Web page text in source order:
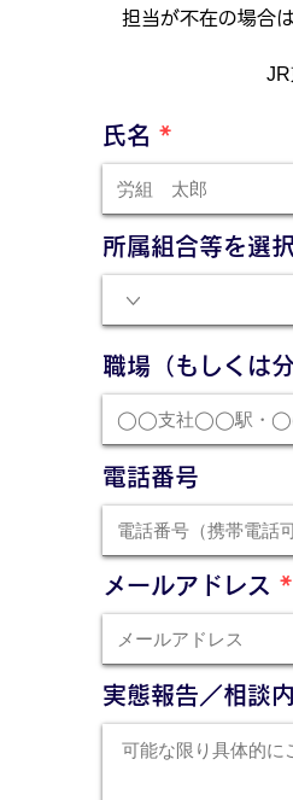
担当が不在の場合は
氏名
所属組合等を選択
職場（もしくは分
電話番号
メールアドレス
実態報告／相談